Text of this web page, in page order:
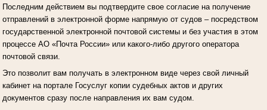
Последним действием вы подтвердите свое согласие на получение
отправлений в электронной форме напрямую от судов – посредством
государственной электронной почтовой системы и без участия в этом
процессе АО «Почта России» или какого-либо другого оператора
почтовой связи.
Это позволит вам получать в электронном виде через свой личный
кабинет на портале Госуслуг копии судебных актов и других
документов сразу после направления их вам судом.